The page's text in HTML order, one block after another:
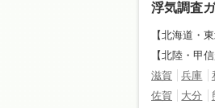
浮気調査
【北海道・
【北陸・甲
滋賀
兵庫
佐賀
大分